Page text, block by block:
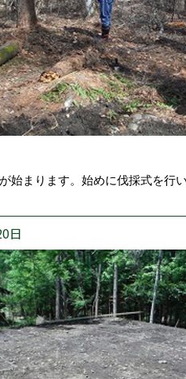
始まります。始めに伐採式を行い
日